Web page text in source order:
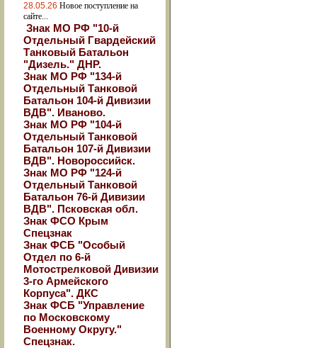
28.05.26 Новое поступление на
сайте...
Знак МО РФ "10-й
Отдельный Гвардейский
Танковый Батальон
"Дизель." ДНР.
Знак МО РФ "134-й
Отдельный Танковой
Батальон 104-й Дивизии
ВДВ". Иваново.
Знак МО РФ "104-й
Отдельный Танковой
Батальон 107-й Дивизии
ВДВ". Новороссийск.
Знак МО РФ "124-й
Отдельный Танковой
Батальон 76-й Дивизии
ВДВ". Псковская обл.
Знак ФСО Крым
Спецзнак
Знак ФСБ "Особый
Отдел по 6-й
Мотострелковой Дивизии
3-го Армейского
Корпуса". ДКС
Знак ФСБ "Управление
по Московскому
Военному Округу."
Спецзнак.